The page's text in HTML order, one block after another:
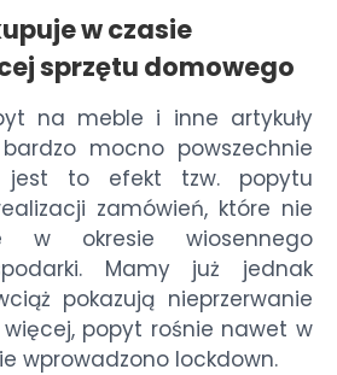
w czasie
sprzętu domowego
na meble i inne artykuły
mocno powszechnie
jest to efekt tzw. popytu
zamówień, które nie
w okresie wiosennego
Mamy już jednak
pokazują nieprzerwanie
popyt rośnie nawet w
wprowadzono lockdown.